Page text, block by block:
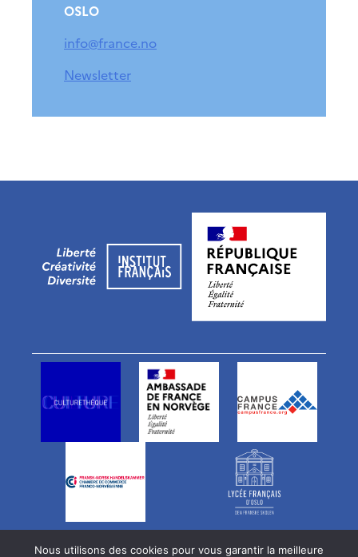
OSLO
info@france.no
Newsletter
Offres d’emploi
Nous utilisons des cookies pour vous garantir la meilleure